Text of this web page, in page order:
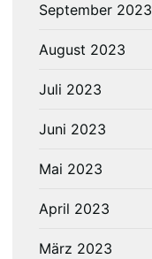
September 2023
August 2023
Juli 2023
Juni 2023
Mai 2023
April 2023
März 2023